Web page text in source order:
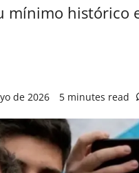
mínimo
de 2026 5 minutes read